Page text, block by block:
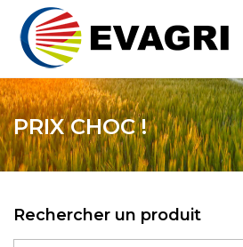
PRIX CHOC !
Rechercher un produit